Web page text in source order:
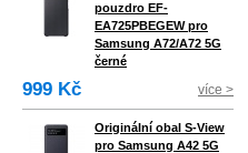
pouzdro EF-
EA725PBEGEW pro
Samsung A72/A72 5G
černé
999 Kč více >
Originální obal S-View
pro Samsung A42 5G